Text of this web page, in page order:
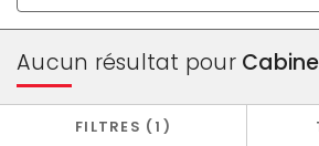
boîtiers et cabinets
Aucun résultat pour
FILTRES 1